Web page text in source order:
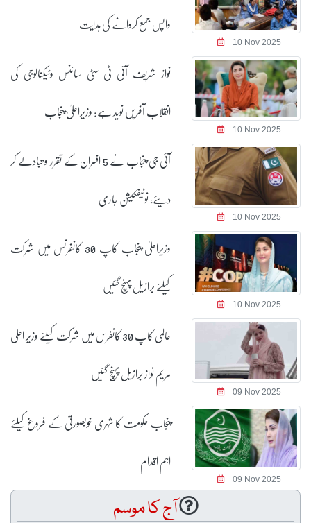
10 Nov 2025
واپس جمع کروانے کی ہدایت
10 Nov 2025
نواز شریف آئی ٹی سٹی سائنس وٹیکنالوجی کی
انقلاب آفریں نوید ہے: وزیراعلیٰ پنجاب
10 Nov 2025
آئی جی پنجاب نے 5 افسران کے تقرر و تبادلے کر
دیئے، نوٹیفکیشن جاری
10 Nov 2025
وزیراعلیٰ پنجاب کاپ 30 کانفرنس میں شرکت
کیلئے برازیل پہنچ گئیں
09 Nov 2025
عالمی کاپ 30 کانفرس میں شرکت کیلئے وزیر اعلی
مریم نواز برازیل پہنچ گئیں
09 Nov 2025
پنجاب حکومت کا شہری خوبصورتی کے فروغ کیلئے
اہم اقدام
آج کا موسم